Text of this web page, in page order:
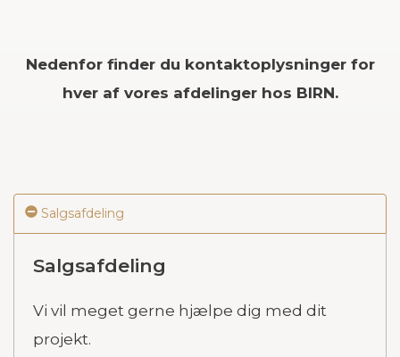
Nedenfor finder du kontaktoplysninger for
hver af vores afdelinger hos BIRN.
Salgsafdeling
Salgsafdeling
Vi vil meget gerne hjælpe dig med dit
projekt.